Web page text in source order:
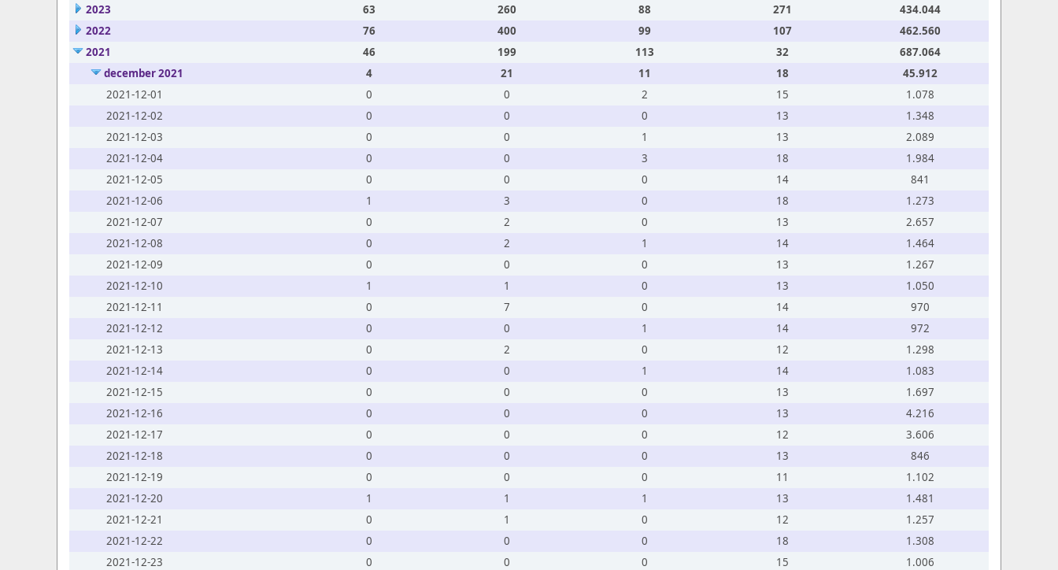
2023
63 260 88 271
434.044
2022
76 400 99 107
462.560
2021
46 199 113 32
687.064
december 2021
4 21 11 18
45.912
2021-12-01
0 0 2 15
1.078
2021-12-02
0 0 0 13
1.348
2021-12-03
0 0 1 13
2.089
2021-12-04
0 0 3 18
1.984
2021-12-05
0 0 0 14
841
2021-12-06
1 3 0 18
1.273
2021-12-07
0 2 0 13
2.657
2021-12-08
0 2 1 14
1.464
2021-12-09
0 0 0 13
1.267
2021-12-10
1 1 0 13
1.050
2021-12-11
0 7 0 14
970
2021-12-12
0 0 1 14
972
2021-12-13
0 2 0 12
1.298
2021-12-14
0 0 1 14
1.083
2021-12-15
0 0 0 13
1.697
2021-12-16
0 0 0 13
4.216
2021-12-17
0 0 0 12
3.606
2021-12-18
0 0 0 13
846
2021-12-19
0 0 0 11
1.102
2021-12-20
1 1 1 13
1.481
2021-12-21
0 1 0 12
1.257
2021-12-22
0 0 0 18
1.308
2021-12-23
0 0 0 15
1.006